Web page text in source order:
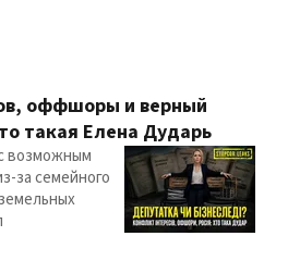
оффшоры и верный
такая Елена Дударь
возможным
за семейного